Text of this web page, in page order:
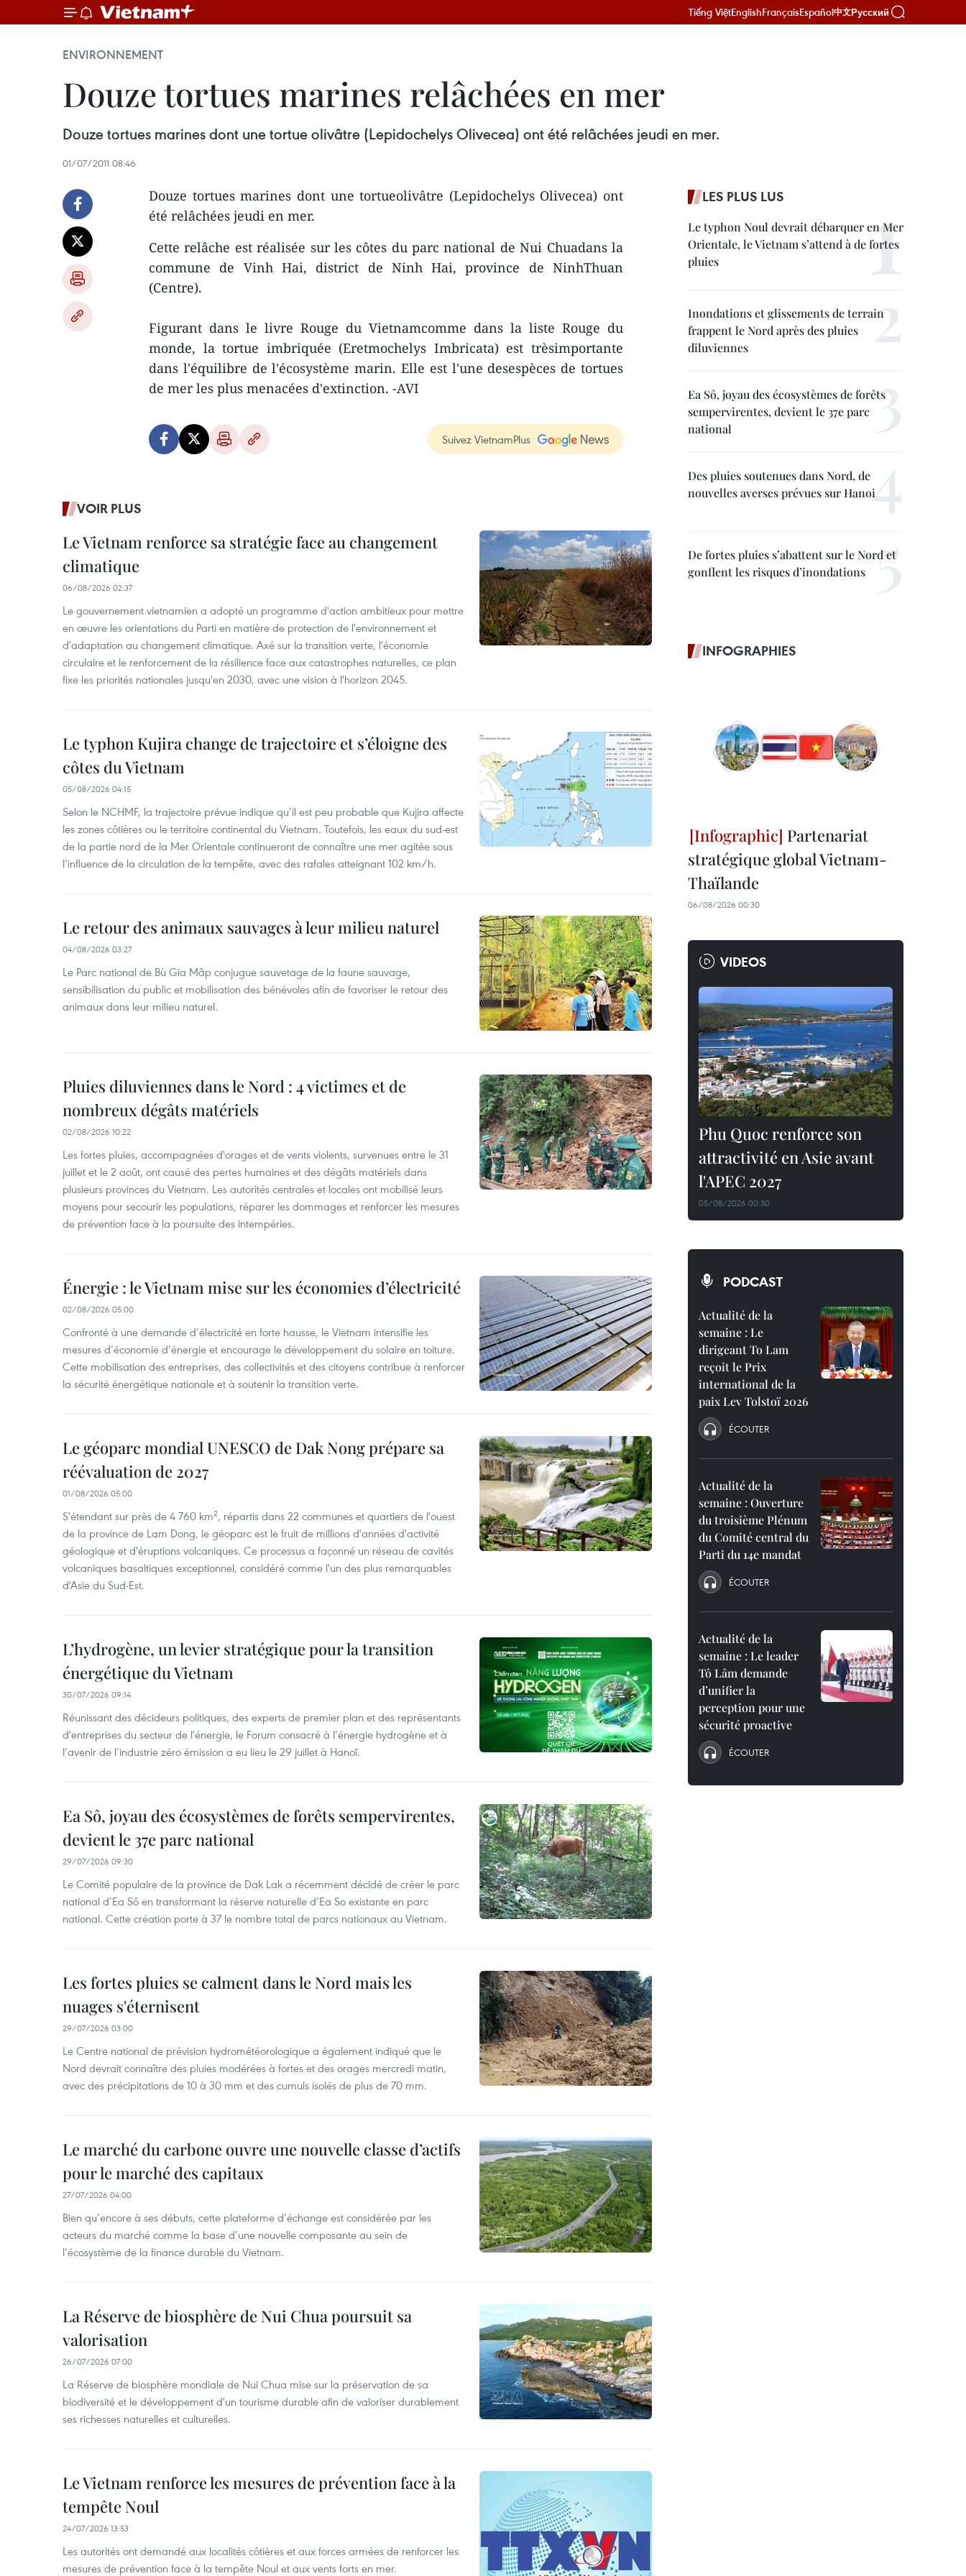
Tiếng ViệtEnglishFrançaisEspañol中文Русский
ENVIRONNEMENT
Douze tortues marines relâchées en mer
Douze tortues marines dont une tortue olivâtre (Lepidochelys Olivecea) ont été relâchées jeudi en mer.
01/07/2011 08:46
Douze tortues marines dont une tortueolivâtre (Lepidochelys Olivecea) ont
été relâchées jeudi en mer.
Cette relâche est réalisée sur les côtes du parc national de Nui Chuadans la
commune de Vinh Hai, district de Ninh Hai, province de NinhThuan
(Centre).
Figurant dans le livre Rouge du Vietnamcomme dans la liste Rouge du
monde, la tortue imbriquée (Eretmochelys Imbricata) est trèsimportante
dans l'équilibre de l'écosystème marin. Elle est l'une desespèces de tortues
de mer les plus menacées d'extinction. -AVI
Suivez VietnamPlus
VOIR PLUS
Le Vietnam renforce sa stratégie face au changement
climatique
06/08/2026 02:37
Le gouvernement vietnamien a adopté un programme d'action ambitieux pour mettre
en œuvre les orientations du Parti en matière de protection de l'environnement et
d'adaptation au changement climatique. Axé sur la transition verte, l'économie
circulaire et le renforcement de la résilience face aux catastrophes naturelles, ce plan
fixe les priorités nationales jusqu'en 2030, avec une vision à l'horizon 2045.
Le typhon Kujira change de trajectoire et s’éloigne des
côtes du Vietnam
05/08/2026 04:15
Selon le NCHMF, la trajectoire prévue indique qu’il est peu probable que Kujira affecte
les zones côtières ou le territoire continental du Vietnam. Toutefois, les eaux du sud-est
de la partie nord de la Mer Orientale continueront de connaître une mer agitée sous
l’influence de la circulation de la tempête, avec des rafales atteignant 102 km/h.
Le retour des animaux sauvages à leur milieu naturel
04/08/2026 03:27
Le Parc national de Bù Gia Mâp conjugue sauvetage de la faune sauvage,
sensibilisation du public et mobilisation des bénévoles afin de favoriser le retour des
animaux dans leur milieu naturel.
Pluies diluviennes dans le Nord : 4 victimes et de
nombreux dégâts matériels
02/08/2026 10:22
Les fortes pluies, accompagnées d'orages et de vents violents, survenues entre le 31
juillet et le 2 août, ont causé des pertes humaines et des dégâts matériels dans
plusieurs provinces du Vietnam. Les autorités centrales et locales ont mobilisé leurs
moyens pour secourir les populations, réparer les dommages et renforcer les mesures
de prévention face à la poursuite des intempéries.
Énergie : le Vietnam mise sur les économies d’électricité
02/08/2026 05:00
Confronté à une demande d’électricité en forte hausse, le Vietnam intensifie les
mesures d’économie d’énergie et encourage le développement du solaire en toiture.
Cette mobilisation des entreprises, des collectivités et des citoyens contribue à renforcer
la sécurité énergétique nationale et à soutenir la transition verte.
Le géoparc mondial UNESCO de Dak Nong prépare sa
réévaluation de 2027
01/08/2026 05:00
S'étendant sur près de 4 760 km², répartis dans 22 communes et quartiers de l'ouest
de la province de Lam Dong, le géoparc est le fruit de millions d'années d'activité
géologique et d'éruptions volcaniques. Ce processus a façonné un réseau de cavités
volcaniques basaltiques exceptionnel, considéré comme l'un des plus remarquables
d'Asie du Sud-Est.
L’hydrogène, un levier stratégique pour la transition
énergétique du Vietnam
30/07/2026 09:14
Réunissant des décideurs politiques, des experts de premier plan et des représentants
d'entreprises du secteur de l'énergie, le Forum consacré à l’énergie hydrogène et à
l’avenir de l’industrie zéro émission a eu lieu le 29 juillet à Hanoï.
Ea Sô, joyau des écosystèmes de forêts sempervirentes,
devient le 37e parc national
29/07/2026 09:30
Le Comité populaire de la province de Dak Lak a récemment décidé de créer le parc
national d’Ea Sô en transformant la réserve naturelle d’Ea So existante en parc
national. Cette création porte à 37 le nombre total de parcs nationaux au Vietnam.
Les fortes pluies se calment dans le Nord mais les
nuages s'éternisent
29/07/2026 03:00
Le Centre national de prévision hydrométéorologique a également indiqué que le
Nord devrait connaître des pluies modérées à fortes et des orages mercredi matin,
avec des précipitations de 10 à 30 mm et des cumuls isolés de plus de 70 mm.
Le marché du carbone ouvre une nouvelle classe d’actifs
pour le marché des capitaux
27/07/2026 04:00
Bien qu’encore à ses débuts, cette plateforme d’échange est considérée par les
acteurs du marché comme la base d’une nouvelle composante au sein de
l’écosystème de la finance durable du Vietnam.
La Réserve de biosphère de Nui Chua poursuit sa
valorisation
26/07/2026 07:00
La Réserve de biosphère mondiale de Nui Chua mise sur la préservation de sa
biodiversité et le développement d'un tourisme durable afin de valoriser durablement
ses richesses naturelles et culturelles.
Le Vietnam renforce les mesures de prévention face à la
tempête Noul
24/07/2026 13:53
Les autorités ont demandé aux localités côtières et aux forces armées de renforcer les
mesures de prévention face à la tempête Noul et aux vents forts en mer.
LES PLUS LUS
Le typhon Noul devrait débarquer en Mer
Orientale, le Vietnam s’attend à de fortes
pluies
Inondations et glissements de terrain
frappent le Nord après des pluies
diluviennes
Ea Sô, joyau des écosystèmes de forêts
sempervirentes, devient le 37e parc
national
Des pluies soutenues dans Nord, de
nouvelles averses prévues sur Hanoi
De fortes pluies s’abattent sur le Nord et
gonflent les risques d’inondations
INFOGRAPHIES
Partenariat
stratégique global Vietnam-
Thaïlande
06/08/2026 00:30
VIDEOS
Phu Quoc renforce son
attractivité en Asie avant
l'APEC 2027
05/08/2026 00:30
PODCAST
Actualité de la
semaine : Le
dirigeant To Lam
reçoit le Prix
international de la
paix Lev Tolstoï 2026
ÉCOUTER
Actualité de la
semaine : Ouverture
du troisième Plénum
du Comité central du
Parti du 14e mandat
ÉCOUTER
Actualité de la
semaine : Le leader
Tô Lâm demande
d’unifier la
perception pour une
sécurité proactive
ÉCOUTER